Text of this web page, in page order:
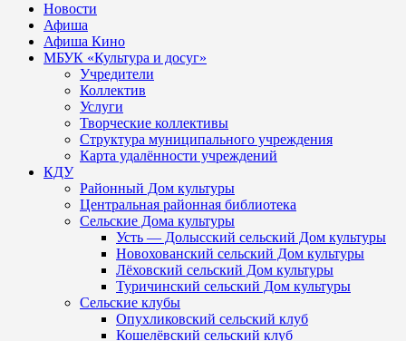
Новости
Афиша
Афиша Кино
МБУК «Культура и досуг»
Учредители
Коллектив
Услуги
Творческие коллективы
Структура муниципального учреждения
Карта удалённости учреждений
КДУ
Районный Дом культуры
Центральная районная библиотека
Сельские Дома культуры
Усть — Долысский сельский Дом культуры
Новохованский сельский Дом культуры
Лёховский сельский Дом культуры
Туричинский сельский Дом культуры
Сельские клубы
Опухликовский сельский клуб
Кошелёвский сельский клуб